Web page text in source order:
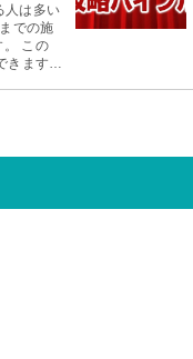
人は多い
ます。